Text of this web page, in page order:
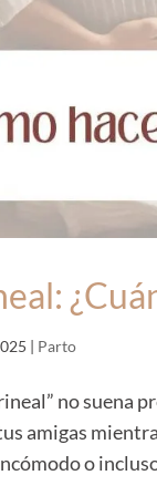
| Parto
no suena
amigas
o